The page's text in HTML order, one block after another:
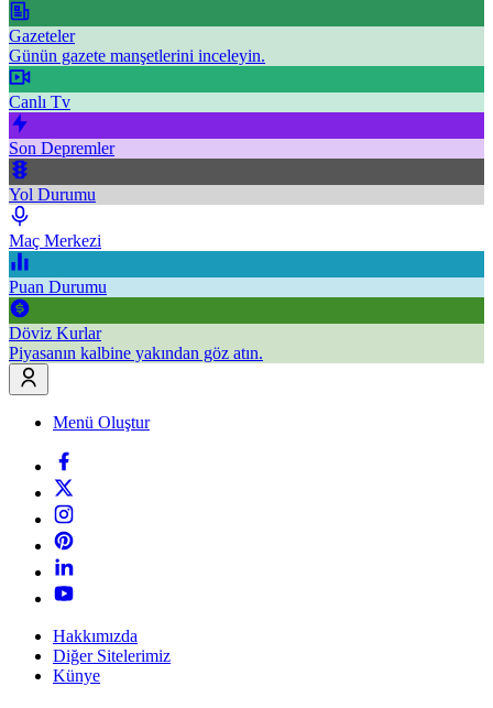
Gazeteler
Günün gazete manşetlerini inceleyin.
Canlı Tv
Son Depremler
Yol Durumu
Maç Merkezi
Puan Durumu
Döviz Kurlar
Piyasanın kalbine yakından göz atın.
Menü Oluştur
Hakkımızda
Diğer Sitelerimiz
Künye